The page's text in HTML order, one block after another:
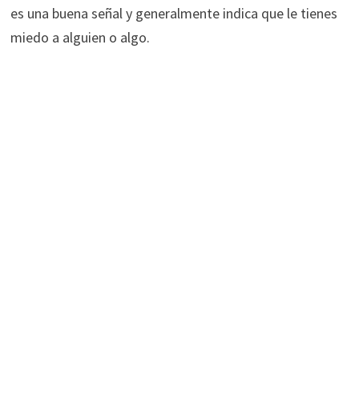
es una buena señal y generalmente indica que le tienes
miedo a alguien o algo.